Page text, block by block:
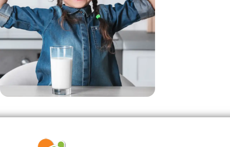
vezi si...